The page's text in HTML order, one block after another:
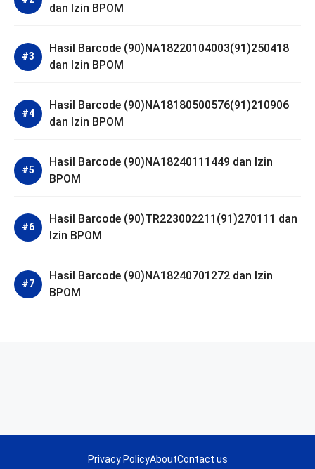
dan Izin BPOM
Hasil Barcode (90)NA18220104003(91)250418
dan Izin BPOM
Hasil Barcode (90)NA18180500576(91)210906
dan Izin BPOM
Hasil Barcode (90)NA18240111449 dan Izin
BPOM
Hasil Barcode (90)TR223002211(91)270111 dan
Izin BPOM
Hasil Barcode (90)NA18240701272 dan Izin
BPOM
Privacy PolicyAboutContact us